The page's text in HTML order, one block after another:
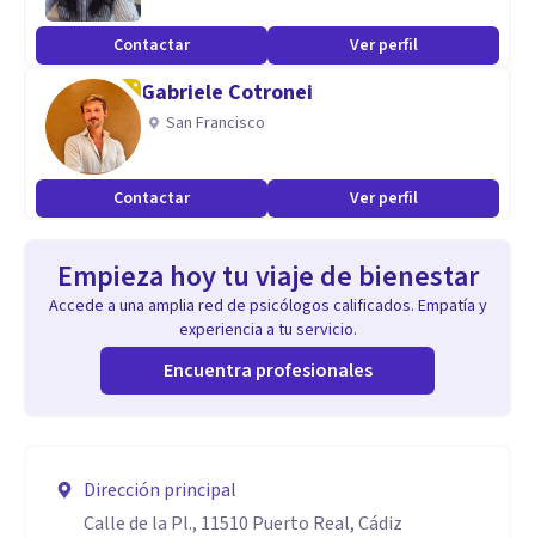
Contactar Ver perfil
Gabriele Cotronei
San Francisco
Contactar Ver perfil
Empieza hoy tu viaje de bienestar
Accede a una amplia red de psicólogos calificados. Empatía y
experiencia a tu servicio.
Encuentra profesionales
Dirección principal
Calle de la Pl., 11510 Puerto Real, Cádiz